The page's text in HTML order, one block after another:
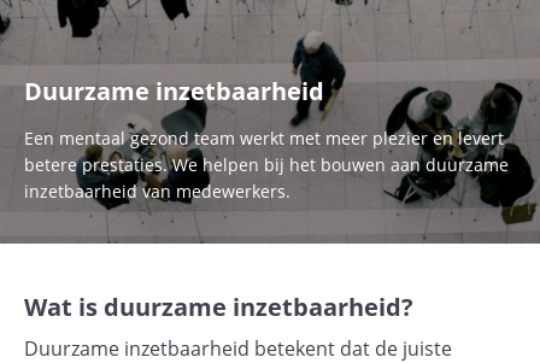
Duurzame inzetbaarheid
Een mentaal gezond team werkt met meer plezier en levert
betere prestaties. We helpen bij het bouwen aan duurzame
inzetbaarheid van medewerkers.
Wat is duurzame inzetbaarheid?
Duurzame inzetbaarheid betekent dat de juiste